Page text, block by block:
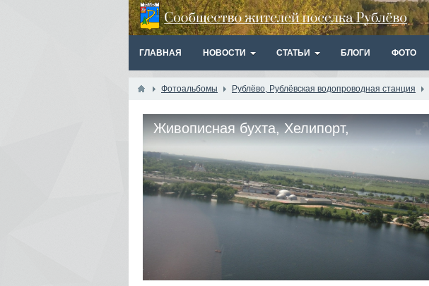
ГЛАВНАЯ НОВОСТИ СТАТЬИ БЛОГИ ФОТО
Фотоальбомы Рублёво, Рублёвская водопроводная станция
Живописная бухта, Хелипорт,
Захарковская пойма (фото со страницы
Хелипорт во vk)